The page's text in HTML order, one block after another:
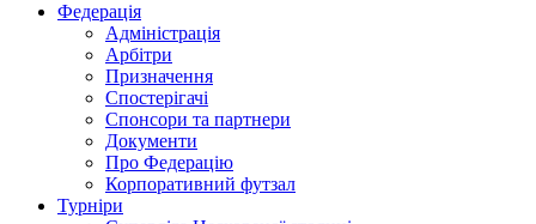
Федерація
Адміністрація
Арбітри
Призначення
Спостерігачі
Спонсори та партнери
Документи
Про Федерацію
Корпоративний футзал
Турніри